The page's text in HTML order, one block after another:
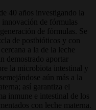
40 años investigando la
innovación de fórmulas
de fórmulas. Se
de postbióticos y con
a la de la leche
demostrado aportar
la microbiota intestinal y
aún más a la
así garantiza el
inmune e intestinal de los
con leche materna.